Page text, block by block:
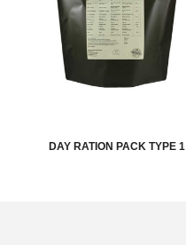
DAY RATION PACK TYPE 1